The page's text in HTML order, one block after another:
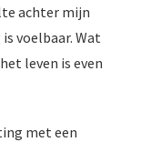
achter mijn
voelbaar. Wat
leven is even
met een